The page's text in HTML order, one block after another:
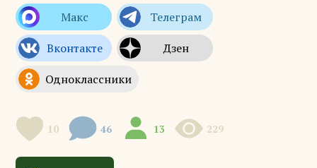
10 46 13 229